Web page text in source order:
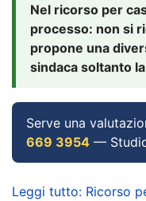
Nel ricorso per
processo: non si
propone una
sindaca soltanto
Serve una
669 3954 —
Leggi tutto: Ricorso